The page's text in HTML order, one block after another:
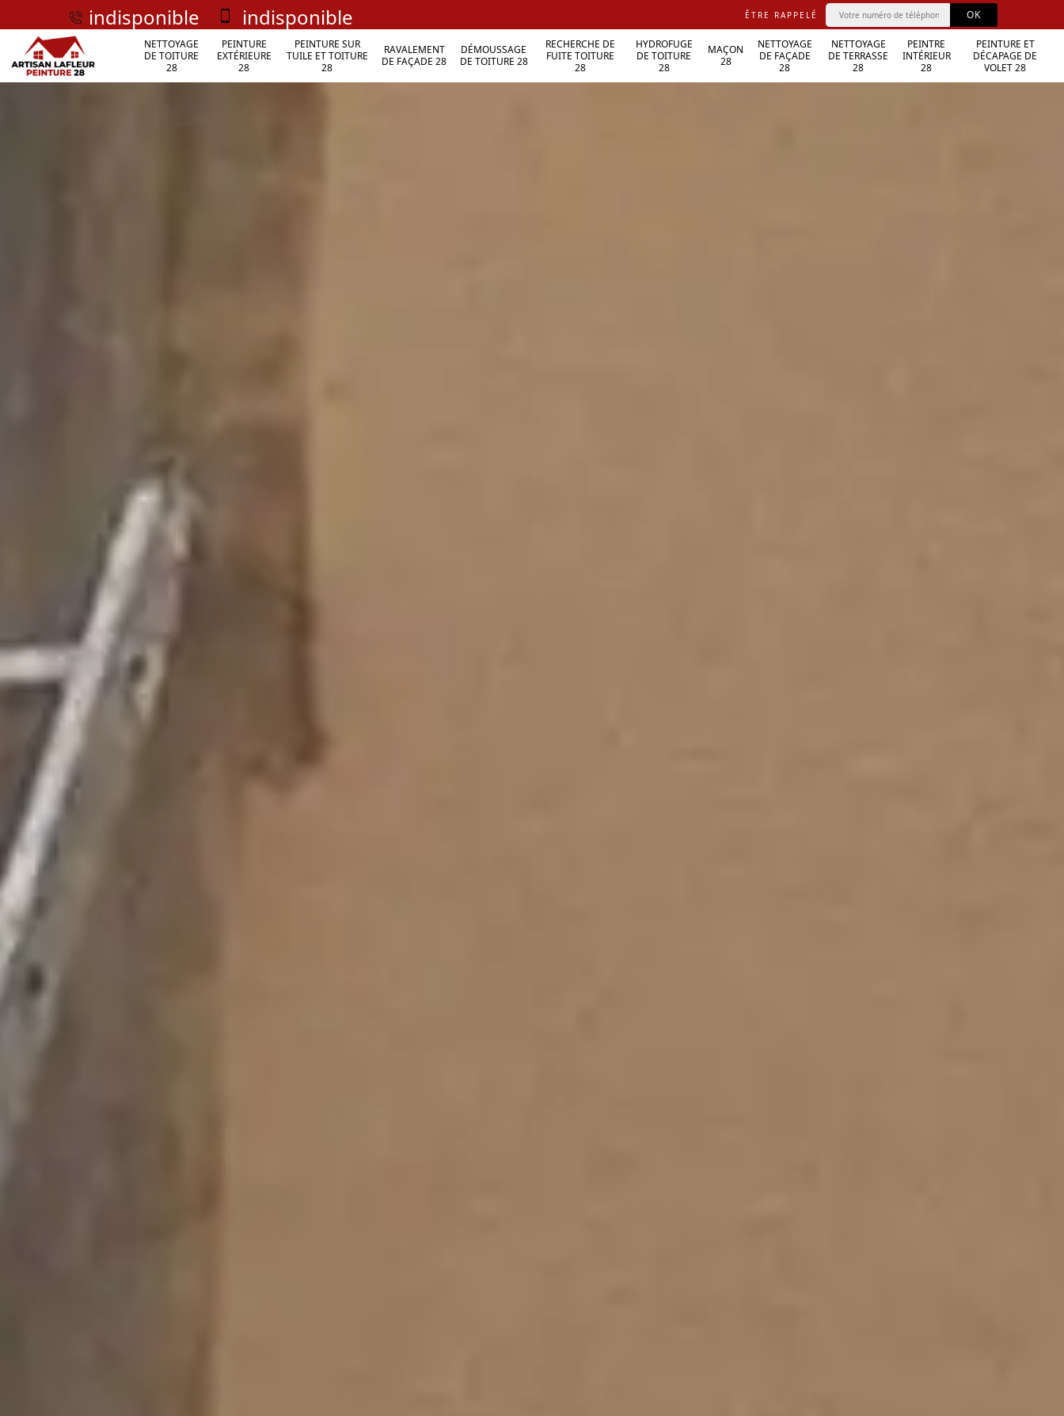
indisponible indisponible ÊTRE RAPPELÉ
NETTOYAGE
DE TOITURE
28
PEINTURE
EXTÉRIEURE
28
PEINTURE SUR
TUILE ET TOITURE
28
RAVALEMENT
DE FAÇADE 28
DÉMOUSSAGE
DE TOITURE 28
RECHERCHE DE
FUITE TOITURE
28
HYDROFUGE
DE TOITURE
28
MAÇON
28
NETTOYAGE
DE FAÇADE
28
NETTOYAGE
DE TERRASSE
28
PEINTRE
INTÉRIEUR
28
PEINTURE ET
DÉCAPAGE DE
VOLET 28